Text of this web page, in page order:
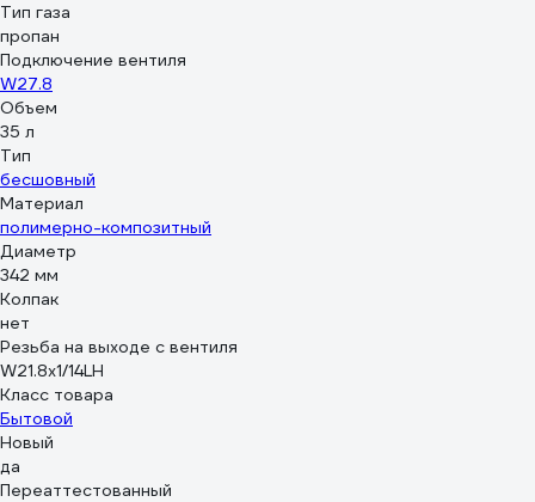
Тип газа
пропан
Подключение вентиля
W27.8
Объем
35 л
Тип
бесшовный
Материал
полимерно-композитный
Диаметр
342 мм
Колпак
нет
Резьба на выходе с вентиля
W21.8х1/14LH
Класс товара
Бытовой
Новый
да
Переаттестованный